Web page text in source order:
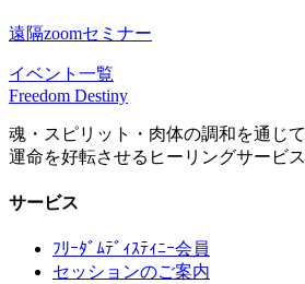
遠隔zoomセミナー
イベント一覧
Freedom Destiny
魂・スピリット・肉体の調和を通じて
運命を好転させるヒーリングサービス
サービス
ﾌﾘｰﾀﾞﾑﾃﾞｨｽﾃｨﾆｰ会員
セッションのご案内